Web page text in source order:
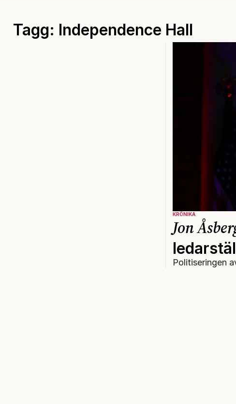
Tagg: Independence Hall
KRÖNIKA
Jon
Politiseringen